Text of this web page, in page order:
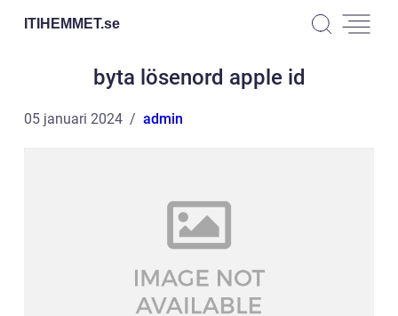
ITIHEMMET.se
byta lösenord apple id
05 januari 2024 admin